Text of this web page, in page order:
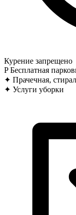
Курение запрещено
PБесплатная
✦ Прачечная,
✦ Услуги уборки